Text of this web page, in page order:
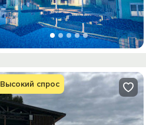
Высокий спрос